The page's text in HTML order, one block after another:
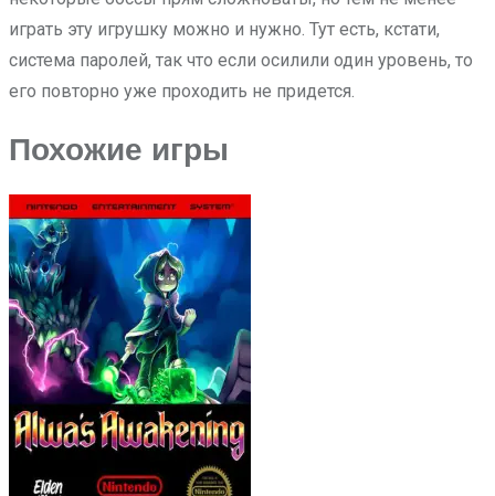
играть эту игрушку можно и нужно. Тут есть, кстати,
система паролей, так что если осилили один уровень, то
его повторно уже проходить не придется.
Похожие игры